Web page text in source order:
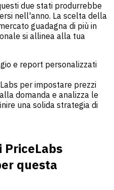
due stati produrrebbe
nell'anno. La scelta della
guadagna di più in
si allinea alla tua
e report personalizzati
per impostare prezzi
domanda e analizza le
una solida strategia di
questa